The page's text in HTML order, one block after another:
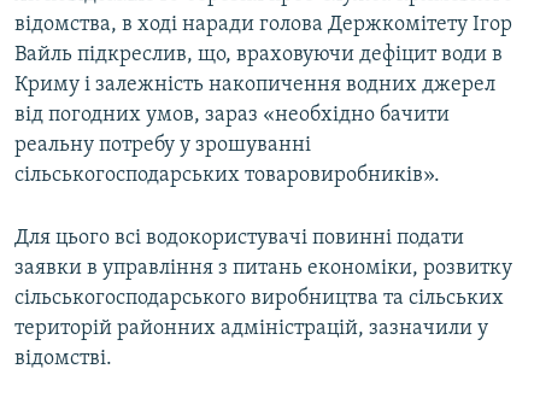
відомства, в ході наради голова Держкомітету Ігор
Вайль підкреслив, що, враховуючи дефіцит води в
Криму і залежність накопичення водних джерел
від погодних умов, зараз «необхідно бачити
реальну потребу у зрошуванні
сільськогосподарських товаровиробників».
Для цього всі водокористувачі повинні подати
заявки в управління з питань економіки, розвитку
сільськогосподарського виробництва та сільських
територій районних адміністрацій, зазначили у
відомстві.